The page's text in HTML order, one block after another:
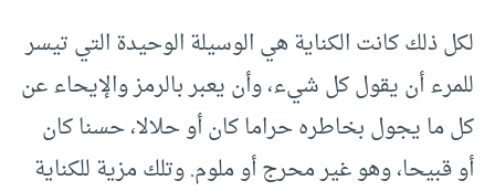
لكل ذلك كانت الكناية هي الوسيلة الوحيدة التي تيسر
للمرء أن يقول كل شيء، وأن يعبر بالرمز والإيحاء عن
كل ما يجول بخاطره حراما كان أو حلالا، حسنا كان
أو قبيحا، وهو غير محرج أو ملوم. وتلك مزية للكناية